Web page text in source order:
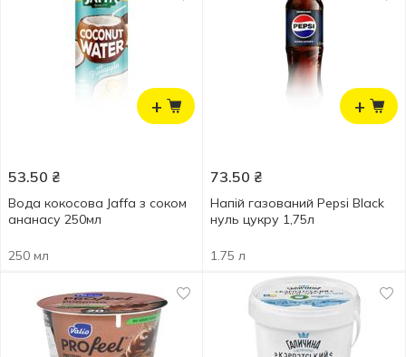
+
53.50 ₴
Вода кокосова Jaffa з соком
ананасу 250мл
250 мл
+
73.50 ₴
Напій газований Pepsi Black
нуль цукру 1,75л
1.75 л